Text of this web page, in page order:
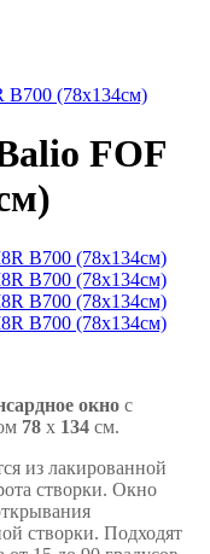
B700 (78x134см)
FOF
окно с
78 x 134 см.
из лакированной
створки. Окно
створки. Подходят